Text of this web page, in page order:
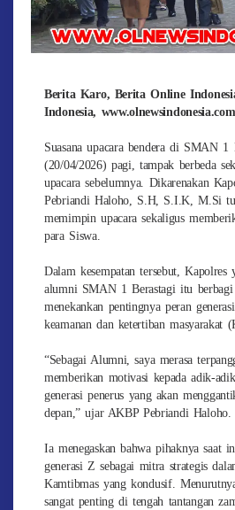
Berita Karo, Berita Online
Indonesia, www.olnewsindonesia.com
Suasana upacara bendera di SMAN 1
(20/04/2026) pagi, tampak berbeda
upacara sebelumnya. Dikarenakan
Pebriandi Haloho, S.H, S.I.K, M.Si
memimpin upacara sekaligus
para Siswa.
Dalam kesempatan tersebut, Kapolres
alumni SMAN 1 Berastagi itu berbagi
menekankan pentingnya peran
keamanan dan ketertiban masyarakat
“Sebagai Alumni, saya merasa
memberikan motivasi kepada adik-
generasi penerus yang akan
depan,” ujar AKBP Pebriandi Haloho.
Ia menegaskan bahwa pihaknya saat
generasi Z sebagai mitra strategis
Kamtibmas yang kondusif.
sangat penting di tengah tantangan